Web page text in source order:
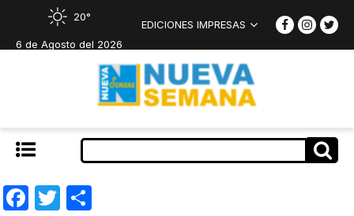
20°
6 de Agosto del 2026
EDICIONES IMPRESAS
Facebook
Twitter